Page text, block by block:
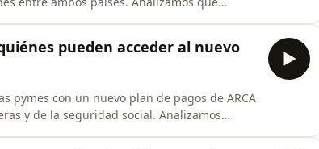
pueden acceder al nuevo
pymes con un nuevo plan de pagos de ARCA
y de la seguridad social. Analizamos